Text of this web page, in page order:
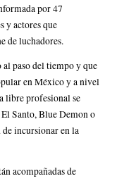
por 47
y actores que
de luchadores.
paso del tiempo y que
en México y a nivel
libre profesional se
Santo, Blue Demon o
incursionar en la
acompañadas de